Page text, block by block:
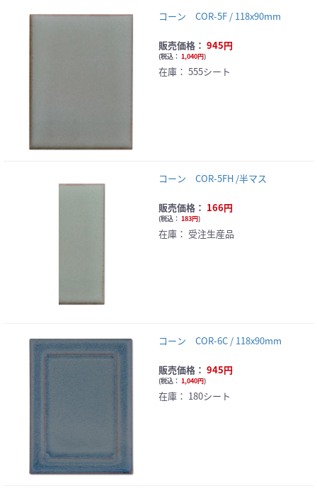
コーン COR-5F / 118x90mm
販売価格： 945円
(税込： 1,040円)
在庫： 555シート
コーン COR-5FH /半マス
販売価格： 166円
(税込： 183円)
在庫： 受注生産品
コーン COR-6C / 118x90mm
販売価格： 945円
(税込： 1,040円)
在庫： 180シート